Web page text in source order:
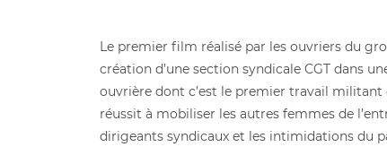
Le premier film réalisé par les ouvriers du
création d’une section syndicale CGT dans
ouvrière dont c’est le premier travail militant
réussit à mobiliser les autres femmes de
dirigeants syndicaux et les intimidations du